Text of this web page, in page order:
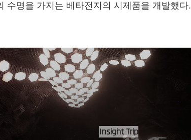
수명을 가지는 베타전지의 시제품을 개발했다.
Insight Trip